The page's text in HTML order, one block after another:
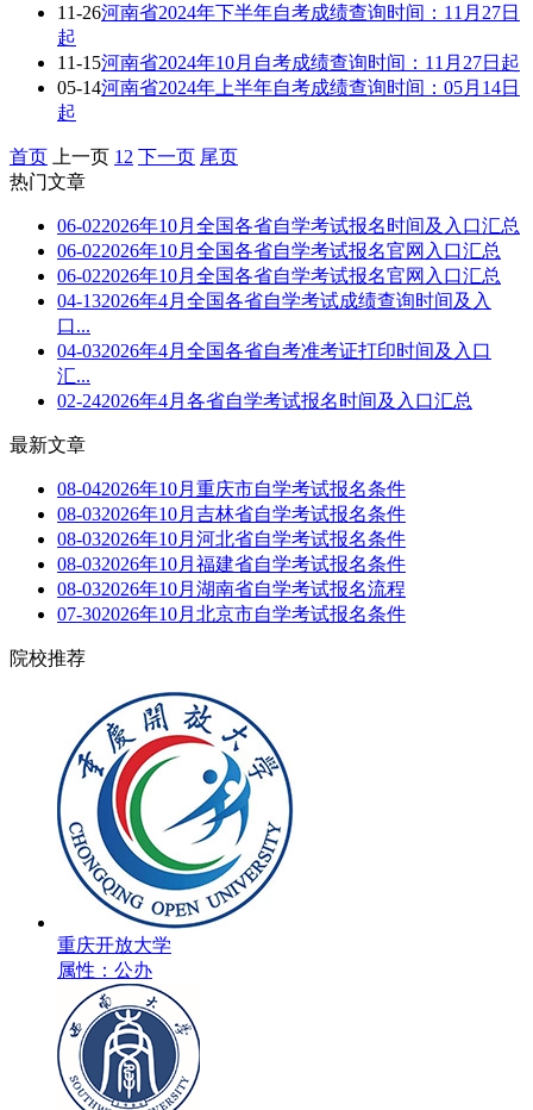
11-26河南省2024年下半年自考成绩查询时间：11月27日
起
11-15河南省2024年10月自考成绩查询时间：11月27日起
05-14河南省2024年上半年自考成绩查询时间：05月14日
起
首页 上一页 1 2 下一页 尾页
热门文章
06-022026年10月全国各省自学考试报名时间及入口汇总
06-022026年10月全国各省自学考试报名官网入口汇总
06-022026年10月全国各省自学考试报名官网入口汇总
04-132026年4月全国各省自学考试成绩查询时间及入
口...
04-032026年4月全国各省自考准考证打印时间及入口
汇...
02-242026年4月各省自学考试报名时间及入口汇总
最新文章
08-042026年10月重庆市自学考试报名条件
08-032026年10月吉林省自学考试报名条件
08-032026年10月河北省自学考试报名条件
08-032026年10月福建省自学考试报名条件
08-032026年10月湖南省自学考试报名流程
07-302026年10月北京市自学考试报名条件
院校推荐
重庆开放大学
属性：公办